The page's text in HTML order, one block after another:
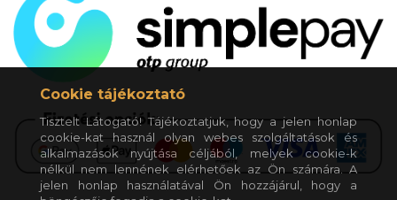
Cookie tájékoztató
Tisztelt Látogató! Tájékoztatjuk, hogy a jelen honlap
cookie-kat használ olyan webes szolgáltatások és
alkalmazások nyújtása céljából, melyek cookie-k
nélkül nem lennének elérhetőek az Ön számára. A
jelen honlap használatával Ön hozzájárul, hogy a